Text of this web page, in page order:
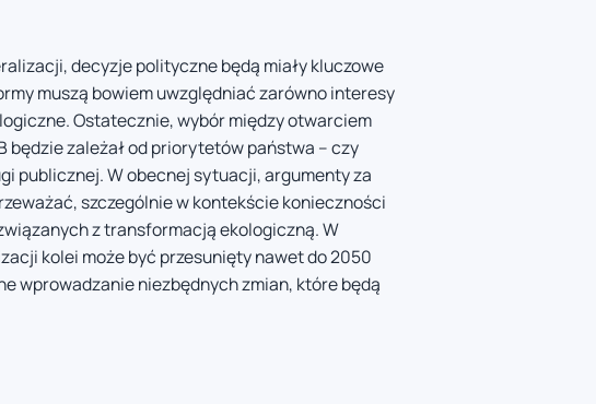
decyzje polityczne będą miały kluczowe
muszą bowiem uwzględniać zarówno interesy
Ostatecznie, wybór między otwarciem
będzie zależał od priorytetów państwa – czy
publicznej. W obecnej sytuacji, argumenty za
szczególnie w kontekście konieczności
z transformacją ekologiczną. W
kolei może być przesunięty nawet do 2050
wprowadzanie niezbędnych zmian, które będą